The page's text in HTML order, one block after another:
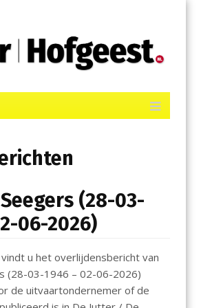
(28-03-
06-2026)
u het overlijdensbericht van
(28-03-1946 – 02-06-2026)
de uitvaartondernemer of de